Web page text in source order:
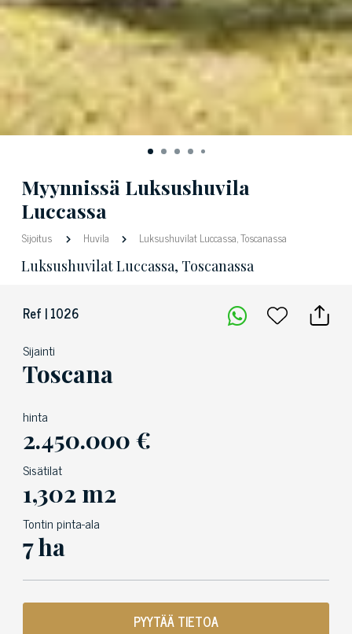
Myynnissä Luksushuvila
Luccassa
Sijoitus Huvila Luksushuvilat Luccassa, Toscanassa
Luksushuvilat Luccassa, Toscanassa
Ref | 1026
Sijainti
Toscana
hinta
2.450.000 €
Sisätilat
1,302 m2
Tontin pinta-ala
7 ha
PYYTÄÄ TIETOA